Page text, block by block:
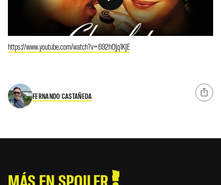
https://www.youtube.com/watch?v=692hOJq1KJE
FERNANDO CASTAÑEDA
MÁS EN SPOILER